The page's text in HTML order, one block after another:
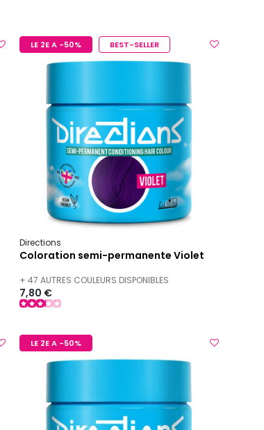
LE 2E A -50% BEST-SELLER
Directions
Coloration semi-permanente Violet
+ 47 AUTRES COULEURS DISPONIBLES
7,80 €
LE 2E A -50%